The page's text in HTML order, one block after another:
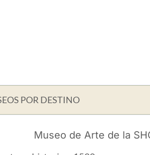
POR DESTINO
Museo de Arte de la